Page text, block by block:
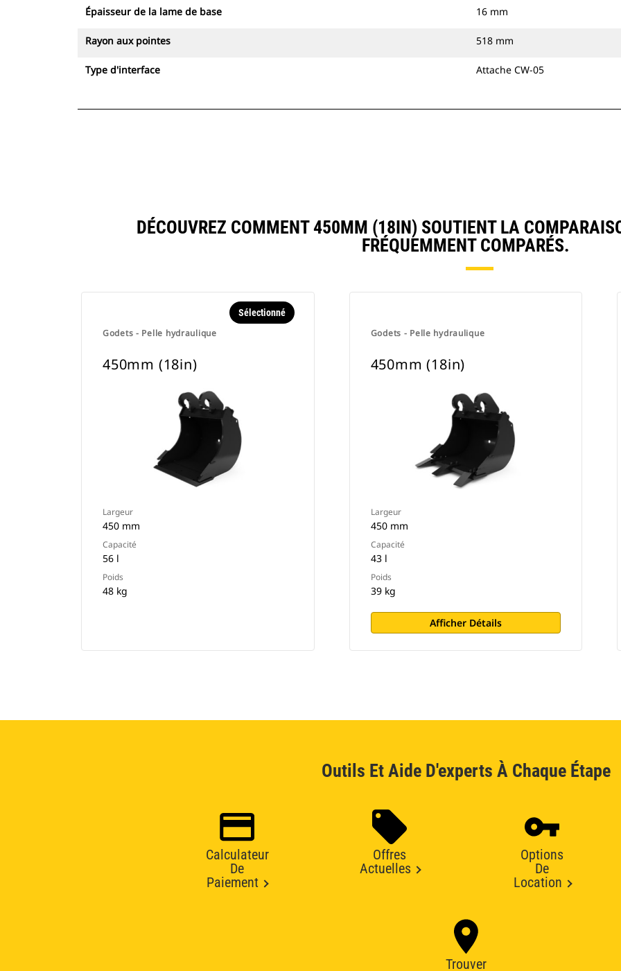
Épaisseur de la lame de base 16 mm
Rayon aux pointes 518 mm
Type d'interface Attache CW-05
DÉCOUVREZ COMMENT 450MM (18IN) SOUTIENT LA
FRÉQUEMMENT COMPARÉS.
Godets - Pelle hydraulique
Sélectionné
450mm (18in)
Largeur
450 mm
Capacité
56 l
Poids
48 kg
Godets - Pelle hydraulique
450mm (18in)
Largeur
450 mm
Capacité
43 l
Poids
39 kg
Afficher Détails
Outils Et Aide D'experts À Chaque Étape
Calculateur
De
Paiement
Offres
Actuelles
Options
De
Location
Trouver